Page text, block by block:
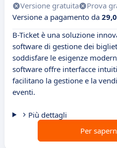
Versione gratuita Prova
Versione a pagamento da
B-Ticket è una soluzione
software di gestione dei
soddisfare le esigenze
software offre interfacce
facilitano la gestione e la
eventi.
Più dettagli
Per